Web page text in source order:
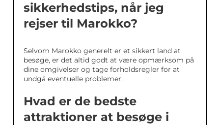
sikkerhedstips, når jeg
rejser til Marokko?
Selvom Marokko generelt er et sikkert land at
besøge, er det altid godt at være opmærksom på
dine omgivelser og tage forholdsregler for at
undgå eventuelle problemer.
Hvad er de bedste
attraktioner at besøge i